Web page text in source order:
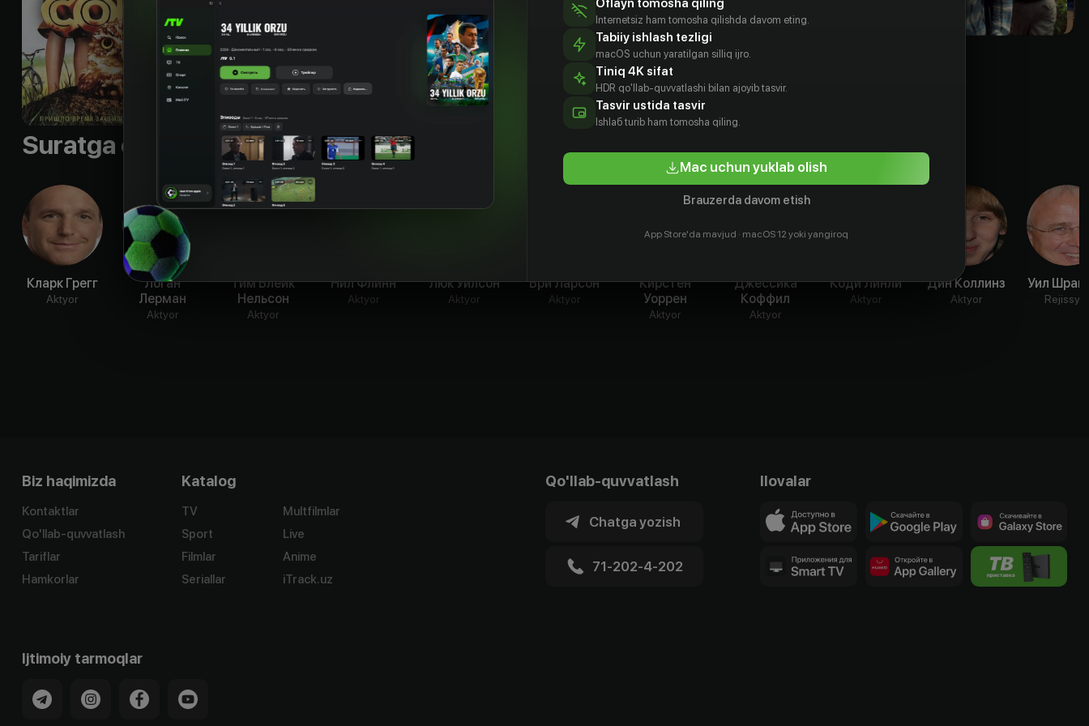
Shior:
Пришло время защищать братьев меньших
Til:
rus
Sifati: HD
Suratga olish guruhi
Кларк Грегг
Aktyor
Логан
Лерман
Aktyor
Тим Блейк
Нельсон
Aktyor
Нил Флинн
Aktyor
Люк Уилсон
Aktyor
Бри Ларсон
Aktyor
Кирстен
Уоррен
Aktyor
Джессика
Коффил
Aktyor
Коди Линли
Aktyor
Дин Коллинз
Aktyor
Уил
Rejissyor
Biz haqimizda
Kontaktlar
Qo'llab-quvvatlash
Tariflar
Hamkorlar
Katalog
TV
Sport
Filmlar
Seriallar
Multfilmlar
Live
Anime
iTrack.uz
Qo'llab-quvvatlash
Chatga yozish
71-202-4-202
Ilovalar
Ijtimoiy tarmoqlar
Oflayn tomosha qiling
Internetsiz ham tomosha qilishda davom eting.
Tabiiy ishlash tezligi
macOS uchun yaratilgan silliq ijro.
Tiniq 4K sifat
HDR qo'llab-quvvatlashi bilan ajoyib tasvir.
Tasvir ustida tasvir
Ishlаб turib ham tomosha qiling.
Mac uchun yuklab olish
Brauzerda davom etish
App Store'da mavjud · macOS 12 yoki yangiroq